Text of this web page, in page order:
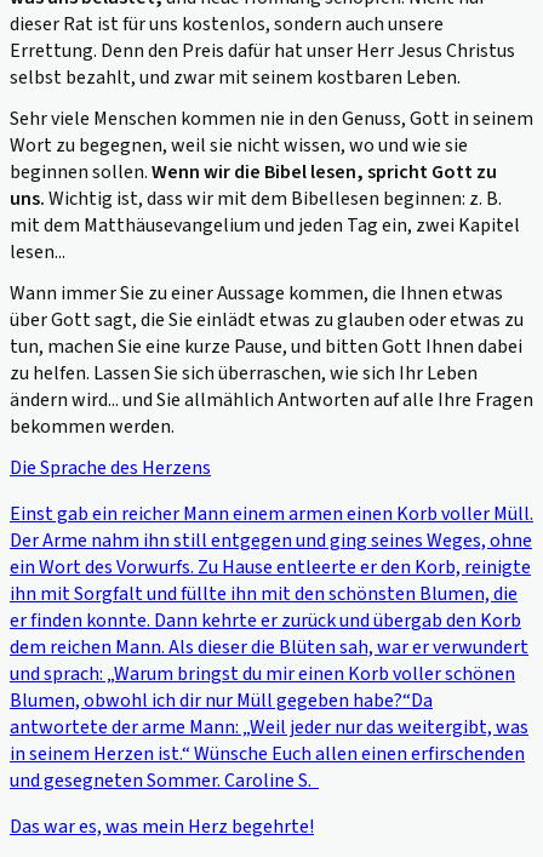
dieser Rat ist für uns kostenlos, sondern auch unsere
Errettung. Denn den Preis dafür hat unser Herr Jesus Christus
selbst bezahlt, und zwar mit seinem kostbaren Leben.
Sehr viele Menschen kommen nie in den Genuss, Gott in seinem
Wort zu begegnen, weil sie nicht wissen, wo und wie sie
beginnen sollen.Wenn wir die Bibel lesen, spricht Gott zu
uns.Wichtig ist, dass wir mit dem Bibellesen beginnen: z. B.
mit dem Matthäusevangelium und jeden Tag ein, zwei Kapitel
lesen...
Wann immer Sie zu einer Aussage kommen, die Ihnen etwas
über Gott sagt, die Sie einlädt etwas zu glauben oder etwas zu
tun, machen Sie eine kurze Pause, und bitten Gott Ihnen dabei
zu helfen. Lassen Sie sich überraschen, wie sich Ihr Leben
ändern wird... und Sie allmählich Antworten auf alle Ihre Fragen
bekommen werden.
Die Sprache des Herzens
Einst gab ein reicher Mann einem armen einen Korb voller Müll.
Der Arme nahm ihn still entgegen und ging seines Weges, ohne
ein Wort des Vorwurfs. Zu Hause entleerte er den Korb, reinigte
ihn mit Sorgfalt und füllte ihn mit den schönsten Blumen, die
er finden konnte. Dann kehrte er zurück und übergab den Korb
dem reichen Mann. Als dieser die Blüten sah, war er verwundert
und sprach: „Warum bringst du mir einen Korb voller schönen
Blumen, obwohl ich dir nur Müll gegeben habe?“Da
antwortete der arme Mann: „Weil jeder nur das weitergibt, was
in seinem Herzen ist.“ Wünsche Euch allen einen erfirschenden
und gesegneten Sommer. Caroline S.
Das war es, was mein Herz begehrte!